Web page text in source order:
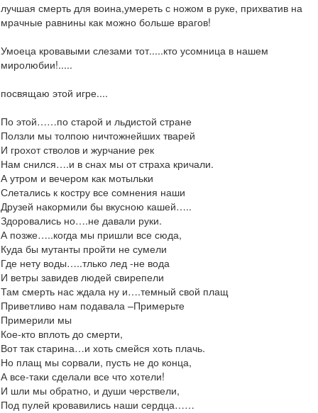
лучшая смерть для воина,умереть с ножом в руке, прихватив на
мрачные равнины как можно больше врагов!
Умоеца кровавыми слезами тот.....кто усомница в нашем
миролюбии!.....
посвящаю этой игре....
По этой……по старой и льдистой стране
Ползли мы толпою ничтожнейших тварей
И грохот стволов и журчание рек
Нам снился….и в снах мы от страха кричали.
А утром и вечером как мотыльки
Слетались к костру все сомнения наши
Друзей накормили бы вкусною кашей…..
Здоровались но….не давали руки.
А позже…..когда мы пришли все сюда,
Куда бы мутанты пройти не сумели
Где нету воды…..тлько лед -не вода
И ветры завидев людей свирепели
Там смерть нас ждала ну и….темный свой плащ
Приветливо нам подавала –Примерьте
Примерили мы
Кое-кто вплоть до смерти,
Вот так старина…и хоть смейся хоть плачь.
Но плащ мы сорвали, пусть не до конца,
А все-таки сделали все что хотели!
И шли мы обратно, и души черствели,
Под пулей кровавились наши сердца……